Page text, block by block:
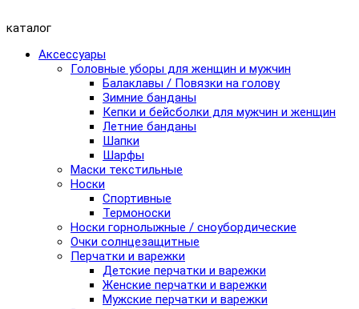
каталог
Аксессуары
Головные уборы для женщин и мужчин
Балаклавы / Повязки на голову
Зимние банданы
Кепки и бейсболки для мужчин и женщин
Летние банданы
Шапки
Шарфы
Маски текстильные
Носки
Спортивные
Термоноски
Носки горнолыжные / сноубордические
Очки солнцезащитные
Перчатки и варежки
Детские перчатки и варежки
Женские перчатки и варежки
Мужские перчатки и варежки